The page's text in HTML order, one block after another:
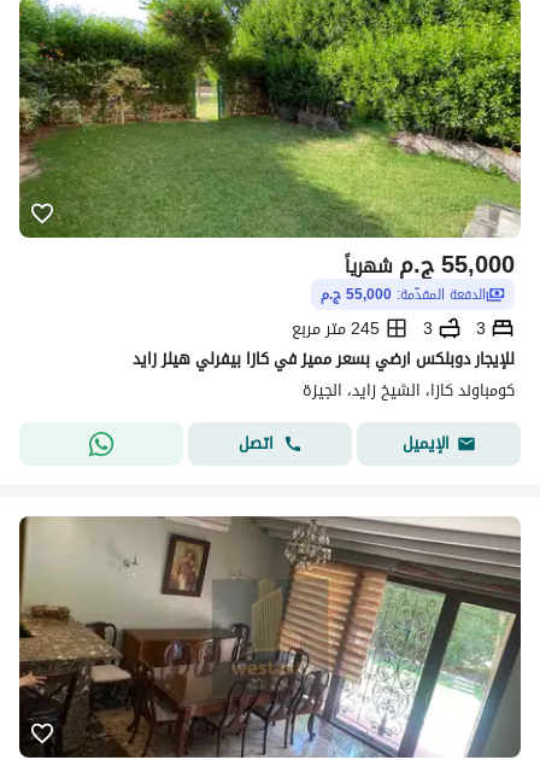
ج.م55,000 شهرياً
الدفعة المقدّمة: 55,000 ج.م
3
3
245 متر مربع
للإيجار دوبلكس ارضي بسعر مميز في كازا بيفرلي هيلز زايد
كومباوند كازا، الشيخ زايد، الجيزة
الإيميل
اتصل